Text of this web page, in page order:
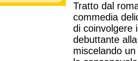
Tratto dal
commedia
di coinvolgere
debuttante
miscelando